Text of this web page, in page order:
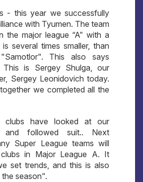
- this year we successfully
with Tyumen. The team
the major league “A” with a
several times smaller, than
This also says
This is Sergey Shulga, our
Sergey Leonidovich today.
we completed all the
clubs have looked at our
and followed suit.. Next
Super League teams will
in Major League A. It
set trends, and this is also
season".